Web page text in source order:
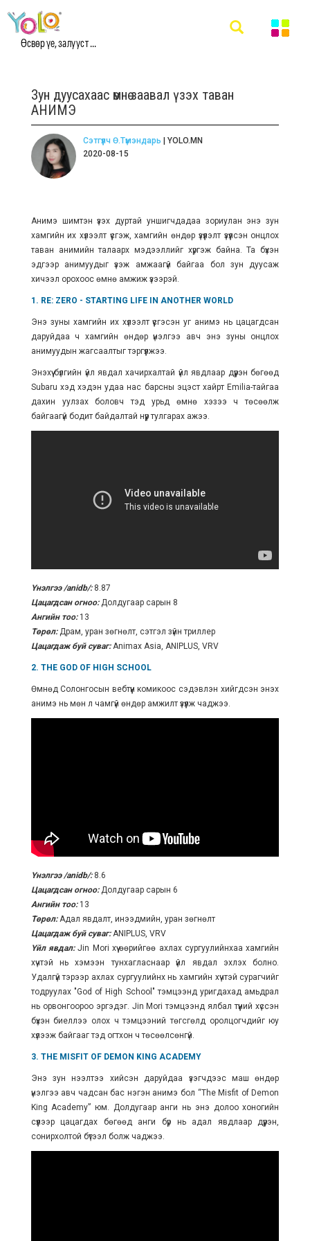
Өсвөр үе, залууст ...
Зун дуусахаас өмнө заавал үзэх таван
АНИМЭ
Сэтгүүлч Ө.Түмэндарь | YOLO.MN
2020-08-15
Анимэ шимтэн үзэх дуртай уншигчдадаа зориулан энэ зун
хамгийн их хүлээлт үүсгэж, хамгийн өндөр үзүүлэлт үзүүлсэн онцлох
таван анимийн талаарх мэдээллийг хүргэж байна. Та бүхэн
эдгээр анимуудыг үзэж амжаагүй байгаа бол зун дуусаж
хичээл орохоос өмнө амжиж үзээрэй.
1. RE: ZERO - STARTING LIFE IN ANOTHER WORLD
Энэ зуны хамгийн их хүлээлт үүсгэсэн уг анимэ нь цацагдсан
даруйдаа ч хамгийн өндөр үнэлгээ авч энэ зуны онцлох
анимуудын жагсаалтыг тэргүүлжээ.
Энэхүү бүлгийн үйл явдал хачирхалтай үйл явдлаар дүүрэн бөгөөд
Subaru хэд хэдэн удаа нас барсны эцэст хайрт Emilia-тайгаа
дахин уулзах боловч тэд урьд өмнө хэзээ ч төсөөлж
байгаагүй бодит байдалтай нүүр тулгарах ажээ.
Үнэлгээ/anidb/: 8.87
Цацагдсан огноо:Долдугаар сарын 8
Ангийн тоо:13
Төрөл:Драм, уран зөгнөлт, сэтгэл зүйн триллер
Цацагдаж буй суваг:Animax Asia, ANIPLUS, VRV
2. THE GOD OF HIGH SCHOOL
Өмнөд Солонгосын вебтүүн комикоос сэдэвлэн хийгдсэн энэхүү
анимэ нь мөн л чамгүй өндөр амжилт үзүүлж чаджээ.
Үнэлгээ/anidb/:8.6
Цацагдсан огноо:Долдугаар сарын 6
Ангийн тоо:13
Төрөл:Адал явдалт, инээдмийн, уран зөгнөлт
Цацагдаж буй суваг:ANIPLUS, VRV
Үйл явдал:Jin Mori хүү өөрийгөө ахлах сургуулийнхаа хамгийн
хүчтэй нь хэмээн тунхагласнаар үйл явдал эхлэх болно.
Удалгүй тэрээр ахлах сургуулийнх нь хамгийн хүчтэй сурагчийг
тодруулах "God of High School" тэмцээнд уригдахад амьдрал
нь орвонгоороо эргэдэг. Jin Mori тэмцээнд ялбал түүний хүссэн
бүхэн биеллээ олох ч тэмцээний төгсгөлд оролцогчдийг юу
хүлээж байгааг тэд огтхон ч төсөөлсөнгүй.
3. THE MISFIT OF DEMON KING ACADEMY
Энэ зун нээлтээ хийсэн даруйдаа үзэгчдээс маш өндөр
үнэлгээ авч чадсан бас нэгэн анимэ бол “The Misfit of Demon
King Academy” юм. Долдугаар анги нь энэ долоо хоногийн
сүүлээр цацагдах бөгөөд анги бүр нь адал явдлаар дүүрэн,
сонирхолтой бүтээл болж чаджээ.